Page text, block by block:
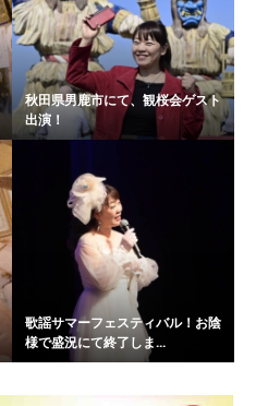
秋田県男鹿市にて、観桜会ゲスト
出演！
歌謡サマーフェスティバル！お陰
様で盛況にて終了しま...